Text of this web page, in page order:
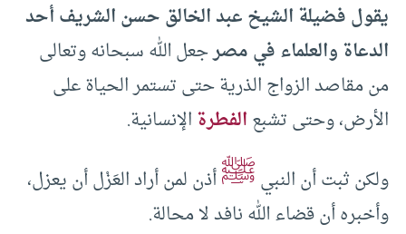
يقول فضيلة الشيخ عبد الخالق حسن الشريف أحد
الدعاة والعلماء في مصرجعل الله سبحانه وتعالى
من مقاصد الزواج الذرية حتى تستمر الحياة على
الأرض، وحتى تشبعالفطرةالإنسانية.
ولكن ثبت أن النبيﷺأذن لمن أراد العَزْل أن يعزل،
وأخبره أن قضاء الله نافد لا محالة.